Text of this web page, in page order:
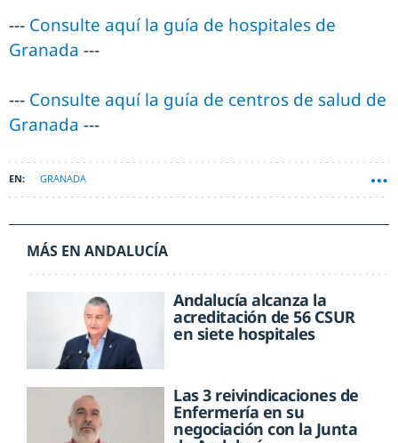
--- Consulte aquí la guía de hospitales de
Granada ---
--- Consulte aquí la guía de centros de salud de
Granada ---
GRANADA
MÁS EN ANDALUCÍA
Andalucía alcanza la
acreditación de 56 CSUR
en siete hospitales
Las 3 reivindicaciones de
Enfermería en su
negociación con la Junta